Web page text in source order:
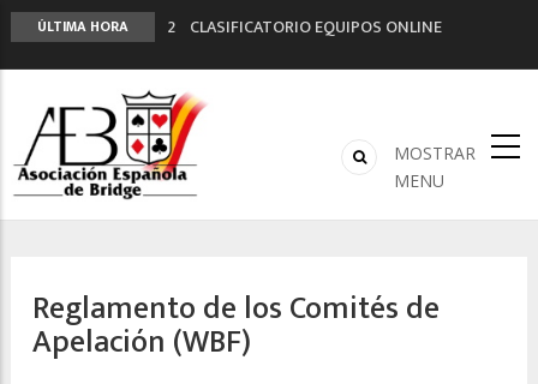
ÚLTIMA HORA
2º CLASIFICATORIO EQUIPOS ONLINE
ANUNCIATE EN NUESTRA REVISTA
NUEVA PROGRAMACIÓN TORNEOS FUNBRIDGE
LIGA 11ª
MOSTRAR
MENU
Reglamento de los Comités de
Apelación (WBF)